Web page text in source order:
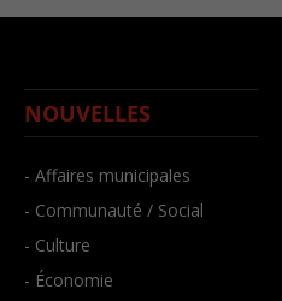
NOUVELLES
- Affaires municipales
- Communauté / Social
- Culture
- Économie